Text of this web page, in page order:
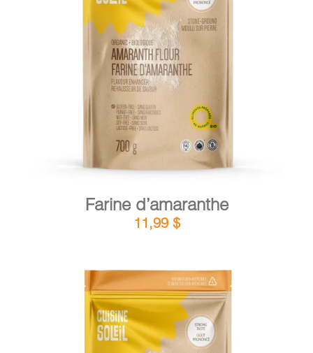
AJOUTER AU PANIER /
Farine d’amaranthe
11,99 $